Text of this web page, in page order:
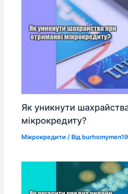
Як уникнути
мікрокредиту?
Мікрокредити / Від